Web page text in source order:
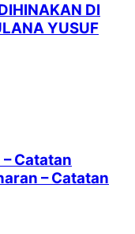
DI
YUSUF
Catatan
– Catatan